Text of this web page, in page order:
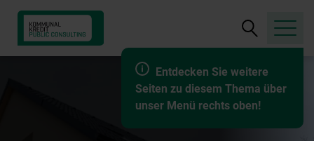
Entdecken Sie weitere
Seiten zu diesem Thema über
unser Menü rechts oben!
Suche
öffnen